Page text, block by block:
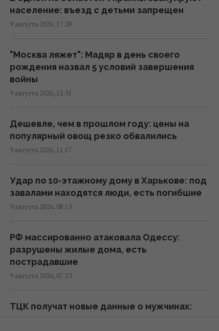
фейк
22:13 воскресенье, 09 августа 2026
Украина поставила на колени бизнес-
империю самой богатой женщины России,
– NYT
21:08 воскресенье, 09 августа 2026
Что заставит украинок, выехавших из-за
войны, вернуться домой: объяснение
демографа
Чистые подвалы и больше генераторов:
Федоренко дал советы, как подготовиться
Россияне фактически оказались в ловушке
на Кинбурнской косе, - командир ОТГ
население: въезд с детьми запрещен
9 августа 2026, 17:28
"Москва ляжет": Мадяр в день своего
рождения назва л 5 условий завершения
войны
9 августа 2026, 12:31
Дешевле, чем в прошлом году: цены на
популярный овощ резко обвалились
9 августа 2026, 11:17
Удар по 10-этажному дому в Харькове: под
завалами находятся люди, есть погибшие
9 августа 2026, 08:13
РФ массированно атаковала Одессу:
разрушены жилые дома, есть
пострадавшие
9 августа 2026, 07:23
ТЦК получат новые данные о мужчинах: